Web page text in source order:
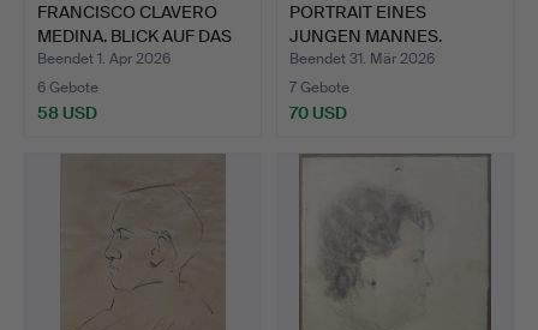
FRANCISCO CLAVERO
MEDINA. BLICK AUF DAS
GO…
Beendet 1. Apr 2026
6 Gebote
58 USD
PORTRAIT EINES
JUNGEN MANNES.
BLEISTIFT AU…
Beendet 31. Mär 2026
7 Gebote
70 USD